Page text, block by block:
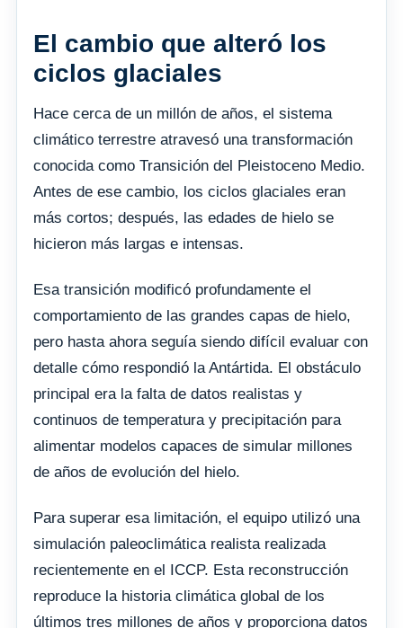
El cambio que alteró los
ciclos glaciales
Hace cerca de un millón de años, el sistema
climático terrestre atravesó una transformación
conocida como Transición del Pleistoceno Medio.
Antes de ese cambio, los ciclos glaciales eran
más cortos; después, las edades de hielo se
hicieron más largas e intensas.
Esa transición modificó profundamente el
comportamiento de las grandes capas de hielo,
pero hasta ahora seguía siendo difícil evaluar con
detalle cómo respondió la Antártida. El obstáculo
principal era la falta de datos realistas y
continuos de temperatura y precipitación para
alimentar modelos capaces de simular millones
de años de evolución del hielo.
Para superar esa limitación, el equipo utilizó una
simulación paleoclimática realista realizada
recientemente en el ICCP. Esta reconstrucción
reproduce la historia climática global de los
últimos tres millones de años y proporciona datos